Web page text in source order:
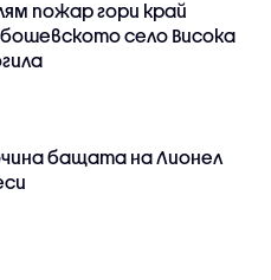
пожар гори край
село Висока
бащата на Лионел